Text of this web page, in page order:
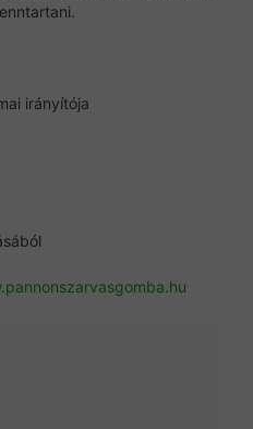
irányítója